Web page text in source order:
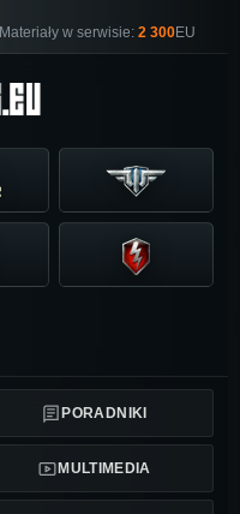
Materiały w serwisie: 2 300EU
PORADNIKI
MULTIMEDIA